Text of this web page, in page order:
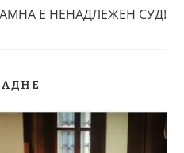
Е НЕНАДЛЕЖЕН СУД!